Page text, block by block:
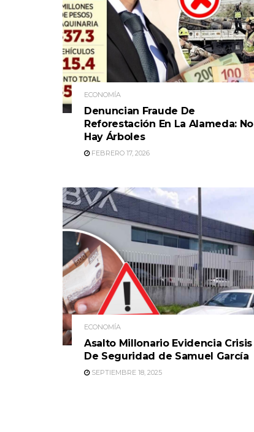
ECONOMÍA
Denuncian Fraude De
Reforestación En La Alameda: No
Hay Árboles
FEBRERO 17, 2026
ECONOMÍA
Asalto Millonario Evidencia Crisis
De Seguridad de Samuel García
SEPTIEMBRE 18, 2025